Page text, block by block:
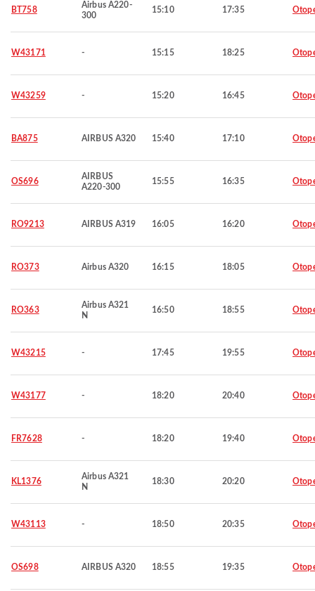
BT758
Airbus A220-
300
15:10 17:35
W43171 - 15:15 18:25
W43259 - 15:20 16:45
BA875 AIRBUS A320 15:40 17:10
OS696
AIRBUS
A220-300
15:55 16:35
RO9213 AIRBUS A319 16:05 16:20
RO373 Airbus A320 16:15 18:05
RO363
Airbus A321
N
16:50 18:55
W43215 - 17:45 19:55
W43177 - 18:20 20:40
FR7628 - 18:20 19:40
KL1376
Airbus A321
N
18:30 20:20
W43113 - 18:50 20:35
OS698 AIRBUS A320 18:55 19:35